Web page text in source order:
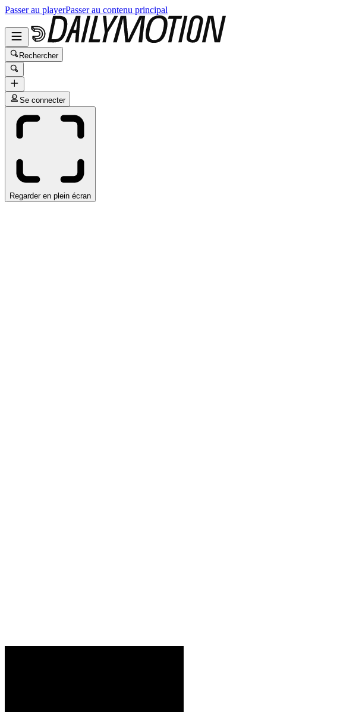
Passer au playerPasser au contenu principal
Rechercher
Se connecter
Regarder en plein écran